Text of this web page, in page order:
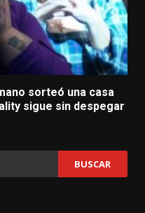
sorteó una casa
sigue sin despegar